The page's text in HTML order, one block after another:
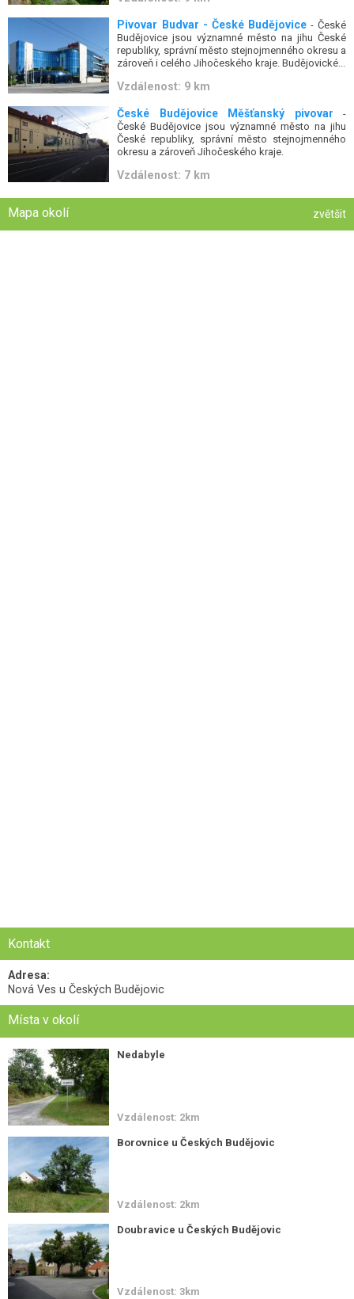
Pivovar Budvar - České Budějovice- České
Budějovice jsou významné město na jihu České
republiky, správní město stejnojmenného okresu a
zároveň i celého Jihočeského kraje. Budějovické...
Vzdálenost: 9 km
České Budějovice Měšťanský pivovar -
České Budějovice jsou významné město na jihu
České republiky, správní město stejnojmenného
okresu a zároveň Jihočeského kraje.
Vzdálenost: 7 km
Mapa okolí zvětšit
Kontakt
Adresa:
Nová Ves u Českých Budějovic
Místa v okolí
Nedabyle
Vzdálenost: 2km
Borovnice u Českých Budějovic
Vzdálenost: 2km
Doubravice u Českých Budějovic
Vzdálenost: 3km